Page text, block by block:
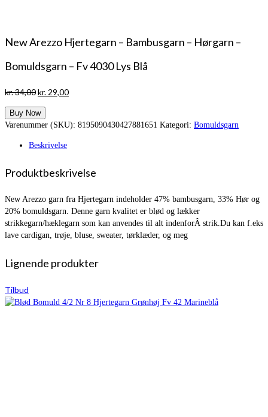
New Arezzo Hjertegarn – Bambusgarn – Hørgarn –
Bomuldsgarn – Fv 4030 Lys Blå
kr.34,00Den
pris
var:
kr. 29,00Den
er:
Buy Now
Varenummer (SKU): 8195090430427881651 Kategori: Bomuldsgarn
Beskrivelse
Produktbeskrivelse
New Arezzo garn fra Hjertegarn indeholder 47% bambusgarn, 33% Hør og
20% bomuldsgarn. Denne garn kvalitet er blød og lækker
strikkegarn/hæklegarn som kan anvendes til alt indenforÂ strik.Du kan f.eks
lave cardigan, trøje, bluse, sweater, tørklæder, og meg
Lignende produkter
Tilbud